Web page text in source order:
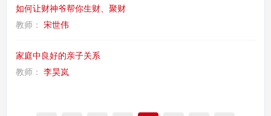
如何让财神爷帮你生财、聚财
教师： 宋世伟
家庭中良好的亲子关系
教师： 李昊岚